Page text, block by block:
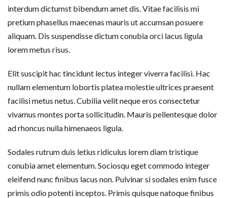
interdum dictumst bibendum amet dis. Vitae facilisis mi
pretium phasellus maecenas mauris ut accumsan posuere
aliquam. Dis suspendisse dictum conubia orci lacus ligula
lorem metus risus.
Elit suscipit hac tincidunt lectus integer viverra facilisi. Hac
nullam elementum lobortis platea molestie ultrices praesent
facilisi metus netus. Cubilia velit neque eros consectetur
vivamus montes porta sollicitudin. Mauris pellentesque dolor
ad rhoncus nulla himenaeos ligula.
Sodales rutrum duis letius ridiculus lorem diam tristique
conubia amet elementum. Sociosqu eget commodo integer
eleifend nunc finibus lacus non. Pulvinar si sodales enim fusce
primis odio potenti inceptos. Primis quisque natoque finibus